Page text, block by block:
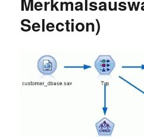
Der
Selection)